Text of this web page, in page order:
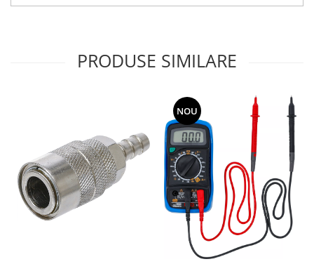
PRODUSE SIMILARE
NOU